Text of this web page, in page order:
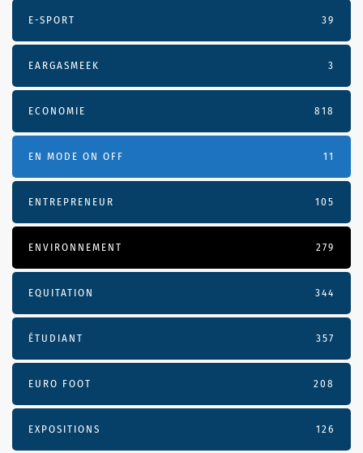
E-SPORT 39
EARGASMEEK 3
ECONOMIE 818
EN MODE ON OFF 11
ENTREPRENEUR 105
ENVIRONNEMENT 279
EQUITATION 344
ÉTUDIANT 357
EURO FOOT 208
EXPOSITIONS 126